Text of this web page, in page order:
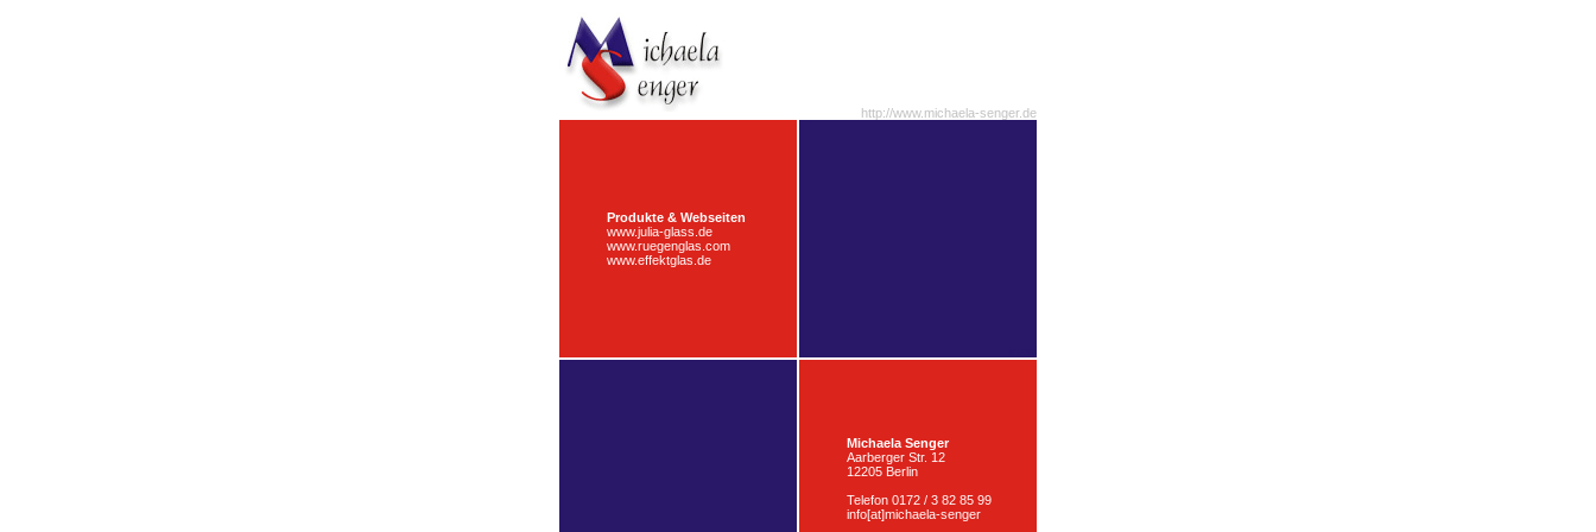
http://www.michaela-senger.de
Produkte & Webseiten
www.julia-glass.de
www.ruegenglas.com
www.effektglas.de
Michaela Senger
Aarberger Str. 12
12205 Berlin
Telefon 0172 / 3 82 85 99
info[at]michaela-senger